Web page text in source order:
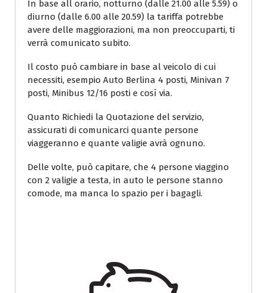
In base all orario, notturno (dalle 21.00 alle 5.59) o
diurno (dalle 6.00 alle 20.59) la tariffa potrebbe
avere delle maggiorazioni, ma non preoccuparti, ti
verrà comunicato subito.
Il costo può cambiare in base al veicolo di cui
necessiti, esempio Auto Berlina 4 posti, Minivan 7
posti, Minibus 12/16 posti e così via.
Quanto Richiedi la Quotazione del servizio,
assicurati di comunicarci quante persone
viaggeranno e quante valigie avrà ognuno.
Delle volte, può capitare, che 4 persone viaggino
con 2 valigie a testa, in auto le persone stanno
comode, ma manca lo spazio per i bagagli.